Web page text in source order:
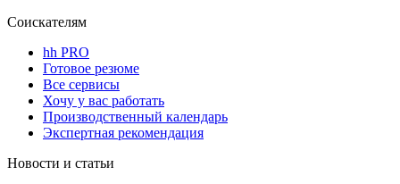
Соискателям
hh PRO
Готовое резюме
Все сервисы
Хочу у вас работать
Производственный календарь
Экспертная рекомендация
Новости и статьи